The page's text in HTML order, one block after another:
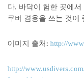
다. 바닥이 험한 곳에
쿠버 겸용을 쓰는 것이
이미지 출처: http://
http://